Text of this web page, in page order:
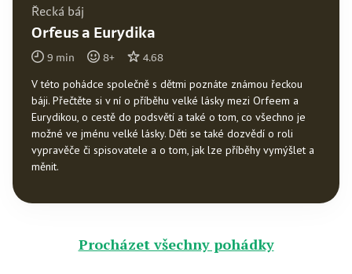
Řecká báj
Orfeus a Eurydika
9 min 8+ 4.68
V této pohádce společně s dětmi poznáte známou řeckou
báji. Přečtěte si v ní o příběhu velké lásky mezi Orfeem a
Eurydikou, o cestě do podsvětí a také o tom, co všechno je
možné ve jménu velké lásky. Děti se také dozvědí o roli
vypravěče či spisovatele a o tom, jak lze příběhy vymýšlet a
měnit.
Procházet všechny pohádky